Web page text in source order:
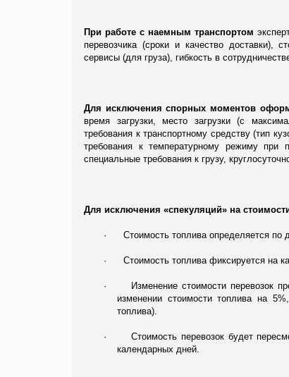
При работе с наемным транспортом
перевозчика (сроки и качество доставки),
сервисы (для груза), гибкость в
Для исключения спорных моментов
время загрузки, место загрузки (с
требования к транспортному средству (тип
требования к температурному режиму при
специальные требования к грузу,
Для исключения «спекуляций» на
· Стоимость топлива определяется по
· Стоимость топлива фиксируется на
·
Изменение стоимости перевозок
изменении стоимости топлива на
топлива).
·
Стоимость перевозок будет
календарных дней.